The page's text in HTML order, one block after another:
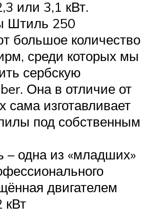
или 3,1 кВт.
Штиль 250
большое количество
среди которых мы
сербскую
Она в отличие от
сама изготавливает
под собственным
– одна из «младших»
двигателем
кВт